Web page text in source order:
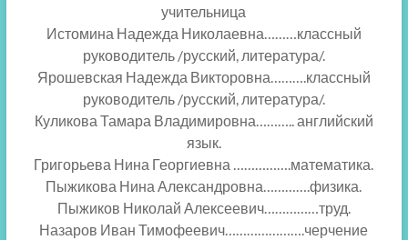
учительница
Истомина Надежда Николаевна………классный
руководитель /русский, литература/.
Ярошевская Надежда Викторовна……….классный
руководитель /русский, литература/.
Куликова Тамара Владимировна……….. английский
язык.
Григорьева Нина Георгиевна …………….математика.
Пыжикова Нина Александровна………….физика.
Пыжиков Николай Алексеевич……………труд.
Назаров Иван Тимофеевич………………….черчение